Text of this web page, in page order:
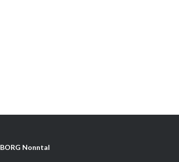
BORG Nonntal